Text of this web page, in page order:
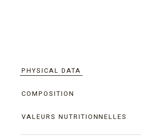
PHYSICAL DATA
COMPOSITION
VALEURS NUTRITIONNELLES